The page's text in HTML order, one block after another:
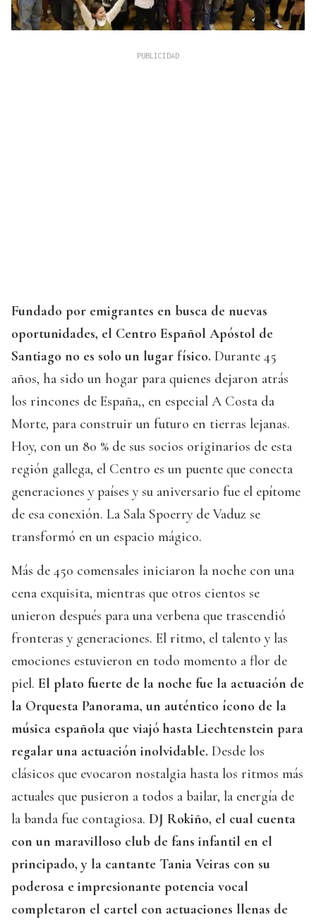
Fundado por emigrantes en busca de nuevas
oportunidades, el Centro Español Apóstol de
Santiago no es solo un lugar físico. Durante 45
años, ha sido un hogar para quienes dejaron atrás
los rincones de España,, en especial A Costa da
Morte, para construir un futuro en tierras lejanas.
Hoy, con un 80 % de sus socios originarios de esta
región gallega, el Centro es un puente que conecta
generaciones y países y su aniversario fue el epítome
de esa conexión. La Sala Spoerry de Vaduz se
transformó en un espacio mágico.
Más de 450 comensales iniciaron la noche con una
cena exquisita, mientras que otros cientos se
unieron después para una verbena que trascendió
fronteras y generaciones. El ritmo, el talento y las
emociones estuvieron en todo momento a flor de
piel. El plato fuerte de la noche fue la actuación de
la Orquesta Panorama, un auténtico ícono de la
música española que viajó hasta Liechtenstein para
regalar una actuación inolvidable. Desde los
clásicos que evocaron nostalgia hasta los ritmos más
actuales que pusieron a todos a bailar, la energía de
la banda fue contagiosa. DJ Rokiño, el cual cuenta
con un maravilloso club de fans infantil en el
principado, y la cantante Tania Veiras con su
poderosa e impresionante potencia vocal
completaron el cartel con actuaciones llenas de